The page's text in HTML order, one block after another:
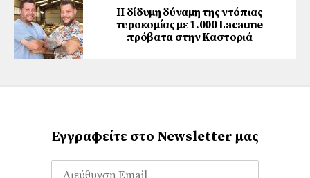
Η δίδυμη δύναμη της ντόπιας
τυροκομίας με 1.000 Lacaune
πρόβατα στην Καστοριά
Εγγραφείτε στο Newsletter μας